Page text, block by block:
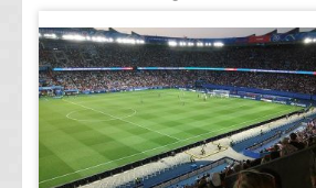
Pokal
Champions
League